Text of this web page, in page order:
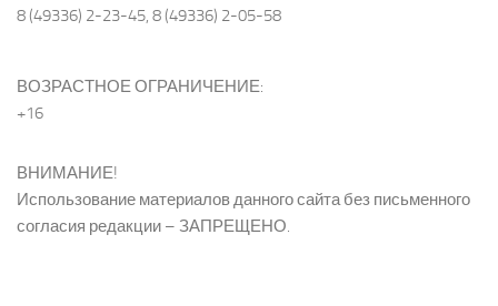
8 (49336) 2-23-45, 8 (49336) 2-05-58
ВОЗРАСТНОЕ ОГРАНИЧЕНИЕ:
+16
ВНИМАНИЕ!
Использование материалов данного сайта без письменного
согласия редакции – ЗАПРЕЩЕНО.